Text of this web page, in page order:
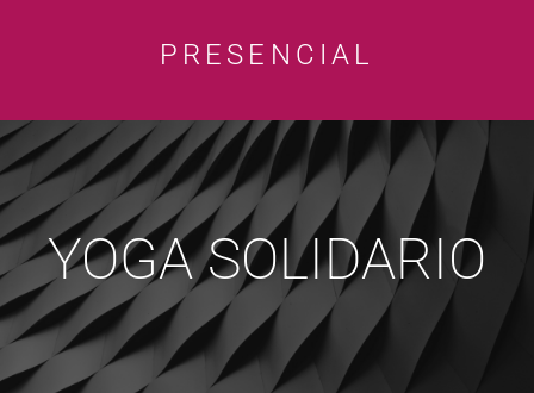
PRESENCIAL
YOGA SOLIDARIO